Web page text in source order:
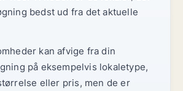
bedst ud fra det aktuelle
kan afvige fra din
på eksempelvis lokaletype,
eller pris, men de er